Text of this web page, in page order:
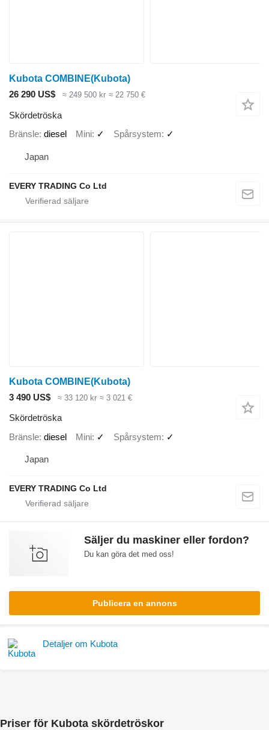
Kubota COMBINE(Kubota)
26 290 US$
≈ 249 500 kr ≈ 22 750 €
Skördetröska
Bränsle diesel Mini ✓ Spårsystem ✓
Japan
EVERY TRADING Co Ltd
Kubota COMBINE(Kubota)
3 490 US$
≈ 33 120 kr ≈ 3 021 €
Skördetröska
Bränsle diesel Mini ✓ Spårsystem ✓
Japan
EVERY TRADING Co Ltd
Säljer du maskiner eller fordon?
Du kan göra det med oss!
Publicera en annons
Detaljer om Kubota
Priser för Kubota skördetröskor